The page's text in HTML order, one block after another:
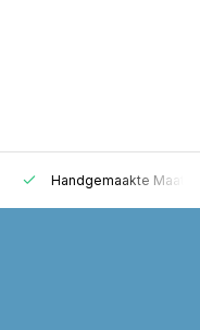
Handgemaakte